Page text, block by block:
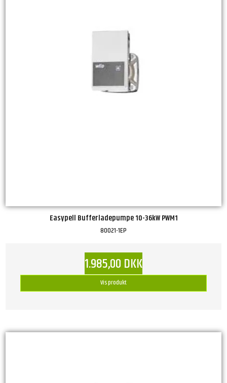
Easypell Bufferladepumpe 10-36kW PWM1
80021-1EP
1.985,00 DKK
Vis produkt